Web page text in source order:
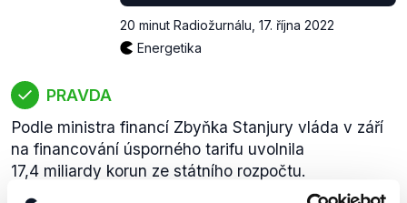
20 minut Radiožurnálu 17. října 2022
Energetika
PRAVDA
Podle ministra financí Zbyňka Stanjury vláda v září
na financování úsporného tarifu uvolnila
17,4 miliardy korun ze státního rozpočtu.
Jednorázový finanční příspěvek v rámci tohoto